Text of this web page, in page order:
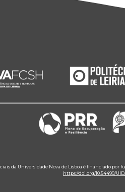
da Universidade Nova de Lisboa é financiado por
https://doi.org/10.54499/